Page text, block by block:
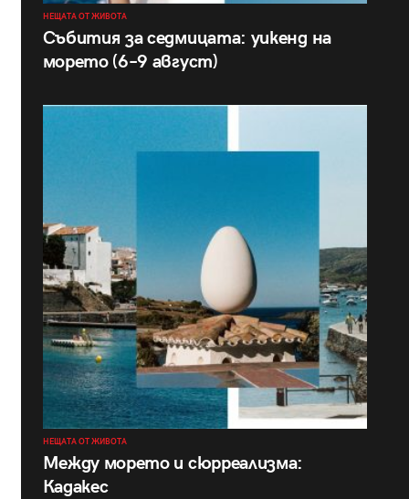
НЕЩАТА ОТ ЖИВОТА
Събития за седмицата: уикенд на
морето (6–9 август)
НЕЩАТА ОТ ЖИВОТА
Между морето и сюрреализма:
Кадакес